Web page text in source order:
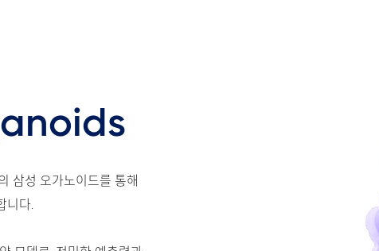
삼성 오가노이드를 통해
니다.